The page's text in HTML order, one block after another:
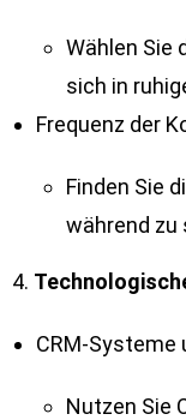
Wählen Sie
sich in
Frequenz der
Finden Sie
während zu
4.
CRM-Systeme
Nutzen Sie